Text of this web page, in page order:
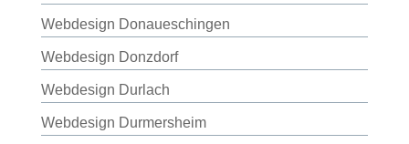
Webdesign Donaueschingen
Webdesign Donzdorf
Webdesign Durlach
Webdesign Durmersheim